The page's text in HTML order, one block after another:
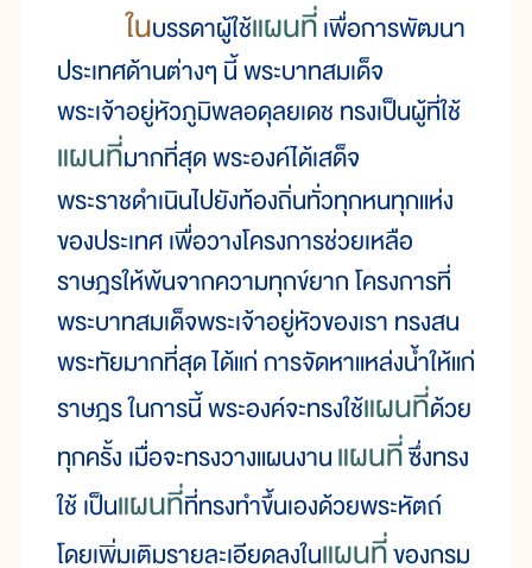
ในบรรดาผู้ใช้แผนที่เพื่อการพัฒนา
ประเทศด้านต่างๆ นี้ พระบาทสมเด็จ
พระเจ้าอยู่หัวภูมิพลอดุลยเดช ทรงเป็นผู้ที่ใช้
แผนที่มากที่สุด พระองค์ได้เสด็จ
พระราชดำเนินไปยังท้องถิ่นทั่วทุกหนทุกแห่ง
ของประเทศ เพื่อวางโครงการช่วยเหลือ
ราษฎรให้พ้นจากความทุกข์ยาก โครงการที่
พระบาทสมเด็จพระเจ้าอยู่หัวของเรา ทรงสน
พระทัยมากที่สุด ได้แก่ การจัดหาแหล่งน้ำให้แก่
ราษฎร ในการนี้ พระองค์จะทรงใช้แผนที่ด้วย
ทุกครั้ง เมื่อจะทรงวางแผนงานแผนที่ซึ่งทรง
ใช้ เป็นแผนที่ที่ทรงทำขึ้นเองด้วยพระหัตถ์
โดยเพิ่มเติมรายละเอียดลงในแผนที่ของกรม